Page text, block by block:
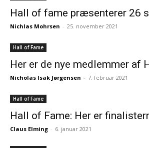
Hall of fame præsenterer 26
Nichlas Mohrsen - 25. november 2021
Hall of Fame
Her er de nye medlemmer af
Nicholas Isak Jørgensen - 7. februar 2021
Hall of Fame
Hall of Fame: Her er
Claus Elming - 6. januar 2021